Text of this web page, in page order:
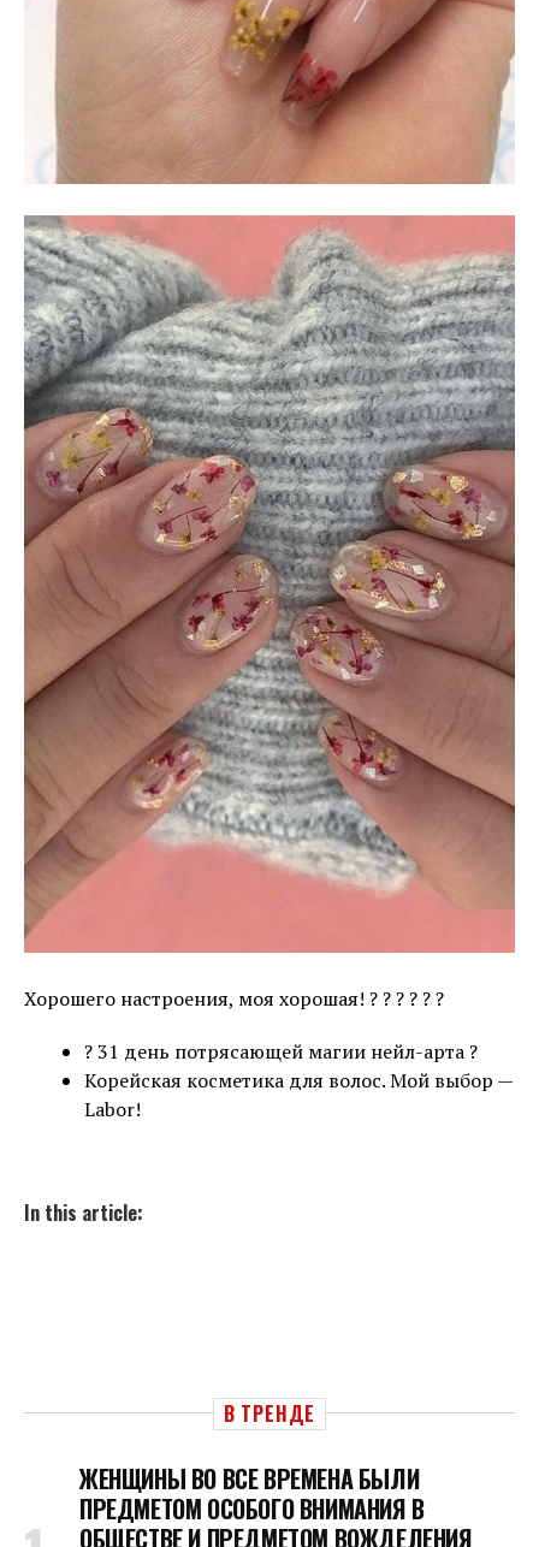
Хорошего настроения, моя хорошая! ? ? ? ? ? ?
? 31 день потрясающей магии нейл-арта ?
Корейская косметика для волос. Мой выбор —
Labor!
In this article:
В ТРЕНДЕ
ЖЕНЩИНЫ ВО ВСЕ ВРЕМЕНА БЫЛИ
ПРЕДМЕТОМ ОСОБОГО ВНИМАНИЯ В
ОБЩЕСТВЕ И ПРЕДМЕТОМ ВОЖДЕЛЕНИЯ